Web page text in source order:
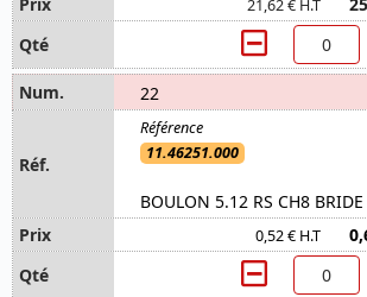
21,62 € H.T
22
11.46251.000
BOULON 5.12 RS CH8 BRIDE
0,52 € H.T